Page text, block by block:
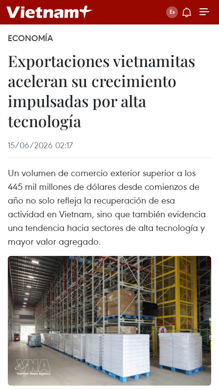
ECONOMÍA
Exportaciones vietnamitas
aceleran su crecimiento
impulsadas por alta
tecnología
15/06/2026 02:17
Un volumen de comercio exterior superior a los
445 mil millones de dólares desde comienzos de
año no solo refleja la recuperación de esa
actividad en Vietnam, sino que también evidencia
una tendencia hacia sectores de alta tecnología y
mayor valor agregado.